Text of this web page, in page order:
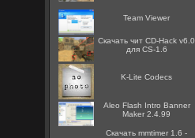
Team Viewer
Скачать чит CD-Hack v6.0
для CS-1.6
K-Lite Codecs
Aleo Flash Intro Banner
Maker 2.4.99
Скачать mmtimer 1.6 -